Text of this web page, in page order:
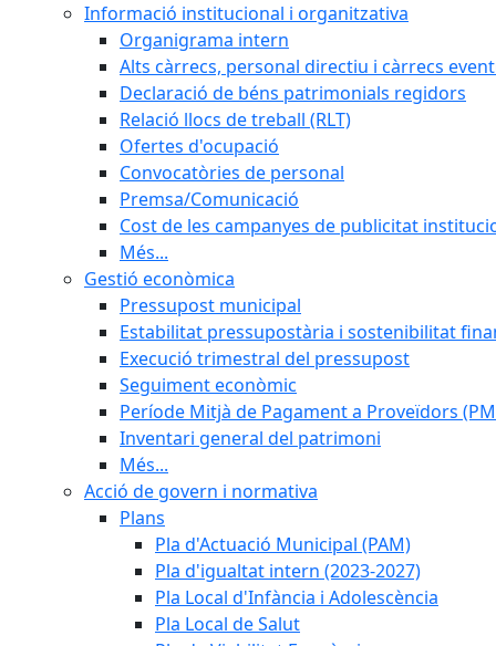
Informació institucional i organitzativa
Organigrama intern
Alts càrrecs, personal directiu i càrrecs
Declaració de béns patrimonials regidors
Relació llocs de treball (RLT)
Ofertes d'ocupació
Convocatòries de personal
Premsa/Comunicació
Cost de les campanyes de publicitat
Més...
Gestió econòmica
Pressupost municipal
Estabilitat pressupostària i sostenibilitat
Execució trimestral del pressupost
Seguiment econòmic
Període Mitjà de Pagament a Proveïdors
Inventari general del patrimoni
Més...
Acció de govern i normativa
Plans
Pla d'Actuació Municipal (PAM)
Pla d'igualtat intern (2023-2027)
Pla Local d'Infància i Adolescència
Pla Local de Salut